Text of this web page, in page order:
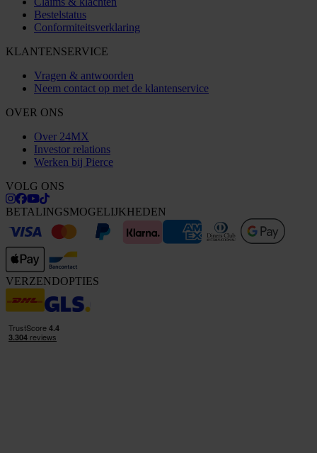
Bestelstatus
Conformiteitsverklaring
KLANTENSERVICE
Vragen & antwoorden
Neem contact op met de klantenservice
OVER ONS
Over 24MX
Investor relations
Werken bij Pierce
VOLG ONS
BETALINGSMOGELIJKHEDEN
VERZENDOPTIES